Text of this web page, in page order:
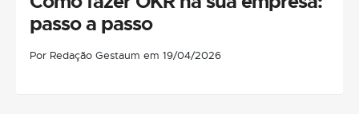
passo a passo
Por Redação Gestaum em 19/04/2026